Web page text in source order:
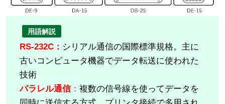
用語解説
RS-232C： シリアル通信の国際標準規格。主に
古いコンピュータ機器でデータ転送に使われた
技術
パラレル通信： 複数の信号線を使ってデータを